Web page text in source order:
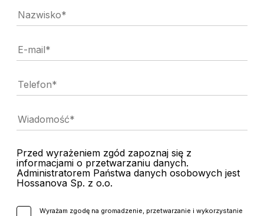
Przed wyrażeniem zgód zapoznaj się z
informacjami o przetwarzaniu danych.
Administratorem Państwa danych osobowych jest
Hossanova Sp. z o.o.
Wyrażam zgodę na gromadzenie, przetwarzanie i wykorzystanie